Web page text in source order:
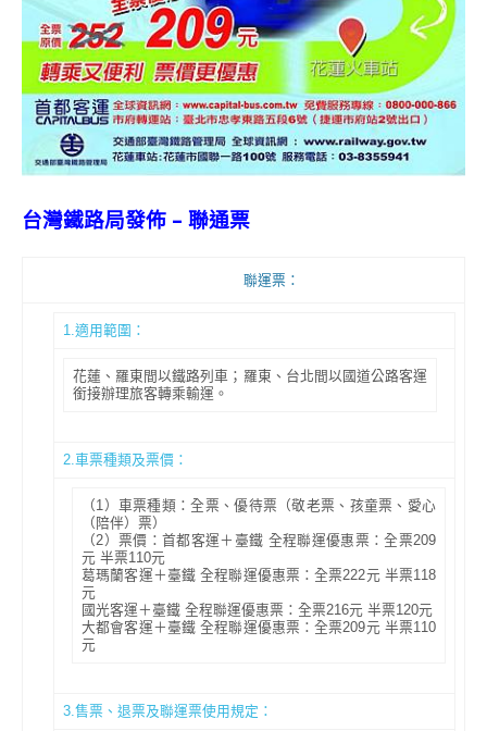
台灣鐵路局發佈 – 聯通票
聯運票：
1.適用範圍：
花蓮、羅東間以鐵路列車；羅東、台北間以國道公路客運
銜接辦理旅客轉乘輸運。
2.車票種類及票價：
（1）車票種類：全票、優待票（敬老票、孩童票、愛心
（陪伴）票）
（2）票價：首都客運＋臺鐵 全程聯運優惠票：全票209
元 半票110元
葛瑪蘭客運＋臺鐵 全程聯運優惠票：全票222元 半票118
元
國光客運＋臺鐵 全程聯運優惠票：全票216元 半票120元
大都會客運＋臺鐵 全程聯運優惠票：全票209元 半票110
元
3.售票、退票及聯運票使用規定：